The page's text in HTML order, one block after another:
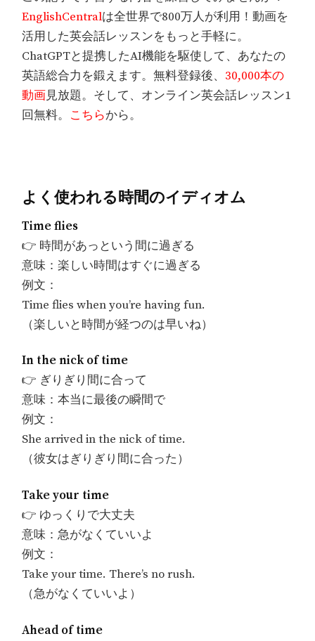
EnglishCentralは全世界で800万人が利用！動画を
活用した英会話レッスンをもっと手軽に。
ChatGPTと提携したAI機能を駆使して、あなたの
英語総合力を鍛えます。無料登録後、 30,000本の
動画見放題。そして、オンライン英会話レッスン1
回無料。 こちらから。
よく使われる時間のイディオム
Time flies
👉 時間があっという間に過ぎる
意味：楽しい時間はすぐに過ぎる
例文：
Time flies when you’re having fun.
（楽しいと時間が経つのは早いね）
In the nick of time
👉 ぎりぎり間に合って
意味：本当に最後の瞬間で
例文：
She arrived in the nick of time.
（彼女はぎりぎり間に合った）
Take your time
👉 ゆっくりで大丈夫
意味：急がなくていいよ
例文：
Take your time. There’s no rush.
（急がなくていいよ）
Ahead of time